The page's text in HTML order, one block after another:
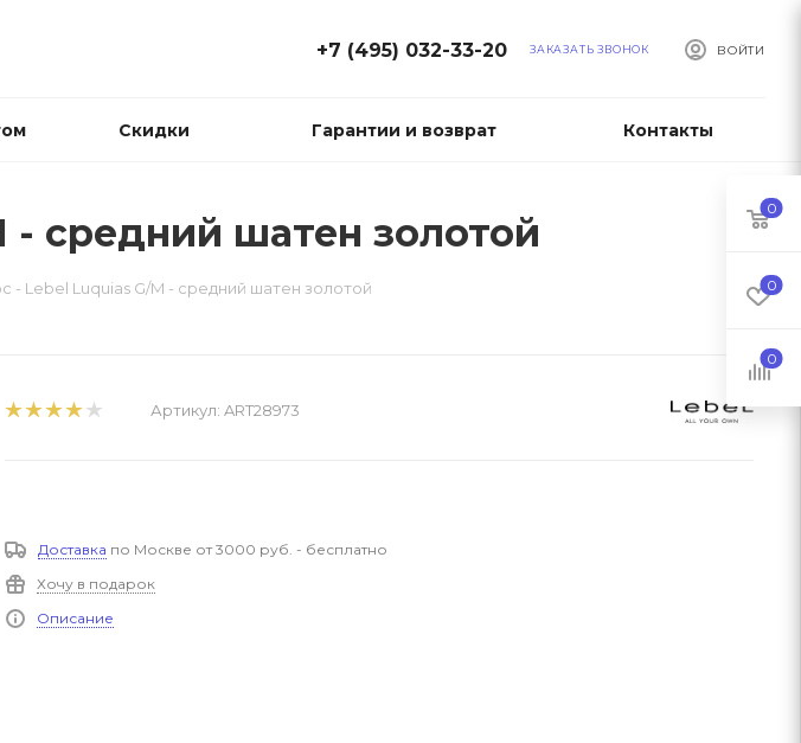
ВОЙТИ
+7 (495) 032-33-20 ЗАКАЗАТЬ ЗВОНОК
Скидки Гарантии и возврат Контакты
- средний шатен золотой
- Lebel Luquias G/M - средний шатен золотой
Артикул: ART28973
Доставка по Москве от 3000 руб. - бесплатно
Хочу в подарок
Описание
0
0
0